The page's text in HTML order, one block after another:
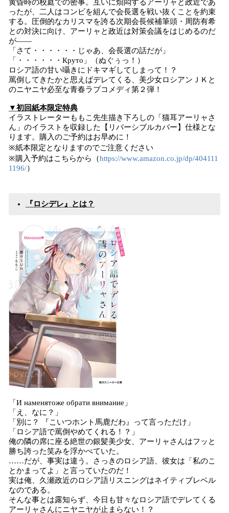
黄昏時の校庭での密事。互いに煩悶するアーリャと政近であ
ったが、二人はコンビを組んで会長選を戦い抜くことを約束
する。圧倒的なカリスマを誇る次期会長候補筆頭・周防有希
との対決に向け、アーリャと政近は対策会議をはじめるのだ
が――
「さて・・・・・・じゃあ、会長選の話だが」
「・・・・・・Круто」（ぬぐぅっ！）
ロシア語の甘い囁きにドキマギしてしまって！？
罵倒してきたかと思えばデレてくる、美少女ロシアンＪＫと
のニヤニヤ必至な青春ラブコメディ第２弾！
▼初回紙本限定特典
イラストレーターももこ先生描き下ろしの「猫耳アーリャさ
ん」のイラストを収録した【リバーシブルカバー】仕様とな
ります。購入のご予約はお早めに！
※紙本限定となりますのでご注意ください
※購入予約はこちらから（https://www.amazon.co.jp/dp/404111
1196/）
『ロシデレ』とは？
「И наменятоже обрати внимание」
「え、なに？」
「別に？ 『こいつホント馬鹿だわ』って言っただけ」
「ロシア語で罵倒やめてくれる！？」
俺の隣の席に座る絶世の銀髪美少女、アーリャさんはフッと
勝ち誇った笑みを浮かべていた。
……だが、事実は違う。さっきのロシア語、彼女は「私のこ
とかまってよ」と言っていたのだ！
実は俺、久瀬政近のロシア語リスニングはネイティブレベル
なのである。
そんな事とは露知らず、今日も甘々なロシア語でデレてくる
アーリャさんにニヤニヤが止まらない！？